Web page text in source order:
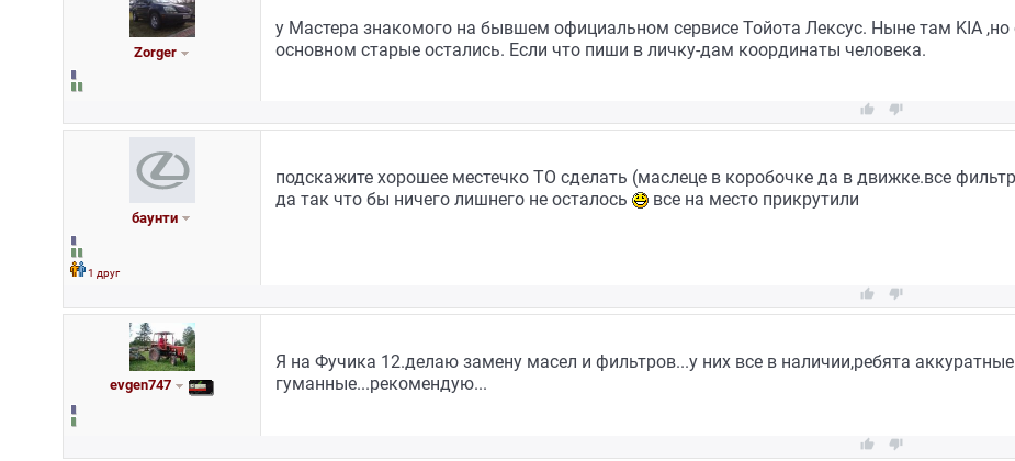
Zorger
у Мастера знакомого на бывшем официальном сервисе Тойота Лексус. Ныне там KIA
основном старые остались. Если что пиши в личку-дам координаты человека.
 
баунти
1 друг
подскажите хорошее местечко ТО сделать (маслеце в коробочке да в движке.все
да так что бы ничего лишнего не осталось
все на место прикрутили
 
evgen747
Я на Фучика 12.делаю замену масел и фильтров...у них все в наличии,ребята
гуманные...рекомендую...
 